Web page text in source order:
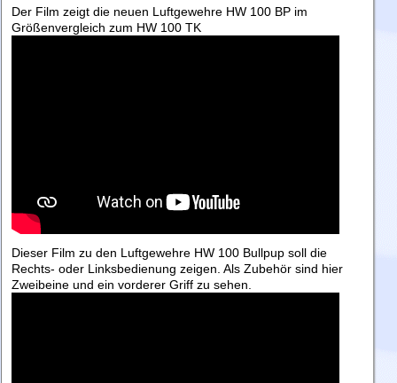
Der Film zeigt die neuen Luftgewehre HW 100 BP im
Größenvergleich zum HW 100 TK
Dieser Film zu den Luftgewehre HW 100 Bullpup soll die
Rechts- oder Linksbedienung zeigen. Als Zubehör sind hier
Zweibeine und ein vorderer Griff zu sehen.